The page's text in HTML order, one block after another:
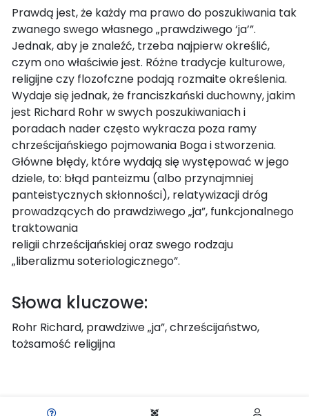
Prawdą jest, że każdy ma prawo do poszukiwania tak
zwanego swego własnego „prawdziwego ‘ja’”.
Jednak, aby je znaleźć, trzeba najpierw określić,
czym ono właściwie jest. Różne tradycje kulturowe,
religijne czy flozofczne podają rozmaite określenia.
Wydaje się jednak, że franciszkański duchowny, jakim
jest Richard Rohr w swych poszukiwaniach i
poradach nader często wykracza poza ramy
chrześcijańskiego pojmowania Boga i stworzenia.
Główne błędy, które wydają się występować w jego
dziele, to: błąd panteizmu (albo przynajmniej
panteistycznych skłonności), relatywizacji dróg
prowadzących do prawdziwego „ja”, funkcjonalnego
traktowania
religii chrześcijańskiej oraz swego rodzaju
„liberalizmu soteriologicznego”.
Słowa kluczowe:
Rohr Richard, prawdziwe „ja”, chrześcijaństwo,
tożsamość religijna